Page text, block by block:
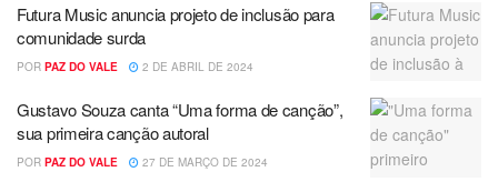
Futura Music anuncia projeto de inclusão para
comunidade surda
POR PAZ DO VALE 2 DE ABRIL DE 2024
Gustavo Souza canta “Uma forma de canção”,
sua primeira canção autoral
POR PAZ DO VALE 27 DE MARÇO DE 2024